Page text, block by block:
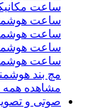
ساعت
ساعت
ساعت
ساعت
ساعت
مچ بند
مشاهده
صوتی و